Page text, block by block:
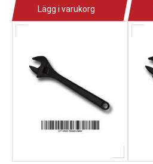
Lägg i varukorg